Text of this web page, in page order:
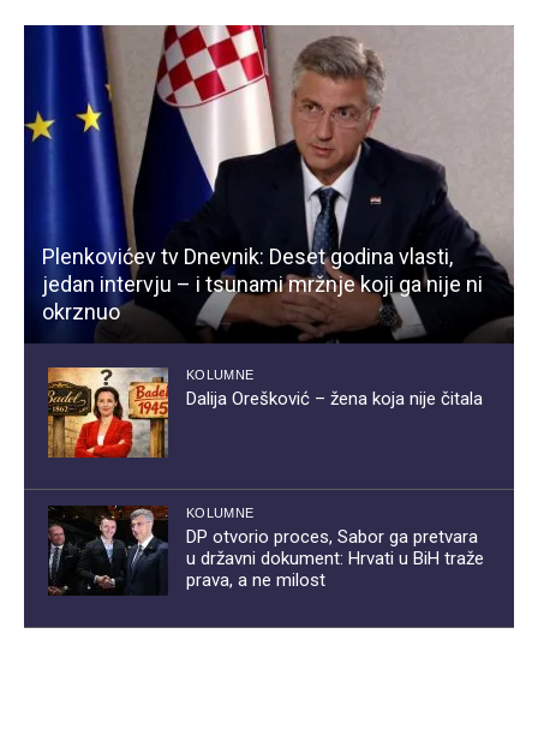
Plenkovićev tv Dnevnik: Deset godina vlasti,
jedan intervju – i tsunami mržnje koji ga nije ni
okrznuo
KOLUMNE
Dalija Orešković – žena koja nije čitala
KOLUMNE
DP otvorio proces, Sabor ga pretvara
u državni dokument: Hrvati u BiH traže
prava, a ne milost